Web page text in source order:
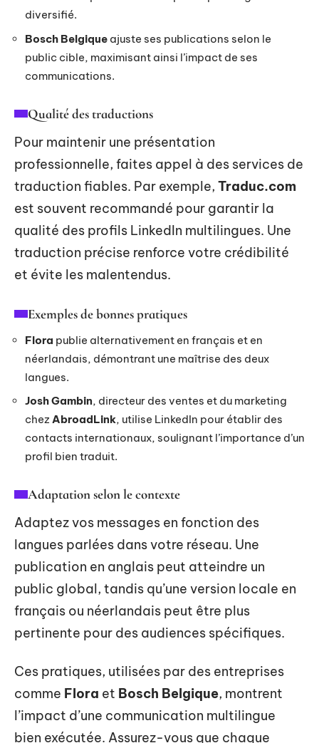
diversifié.
Bosch Belgique ajuste ses publications selon le
public cible, maximisant ainsi l’impact de ses
communications.
Qualité des traductions
Pour maintenir une présentation
professionnelle, faites appel à des services de
traduction fiables. Par exemple, Traduc.com
est souvent recommandé pour garantir la
qualité des profils LinkedIn multilingues. Une
traduction précise renforce votre crédibilité
et évite les malentendus.
Exemples de bonnes pratiques
Flora publie alternativement en français et en
néerlandais, démontrant une maîtrise des deux
langues.
Josh Gambin, directeur des ventes et du marketing
chez AbroadLink, utilise LinkedIn pour établir des
contacts internationaux, soulignant l’importance d’un
profil bien traduit.
Adaptation selon le contexte
Adaptez vos messages en fonction des
langues parlées dans votre réseau. Une
publication en anglais peut atteindre un
public global, tandis qu’une version locale en
français ou néerlandais peut être plus
pertinente pour des audiences spécifiques.
Ces pratiques, utilisées par des entreprises
comme Flora et Bosch Belgique, montrent
l’impact d’une communication multilingue
bien exécutée. Assurez-vous que chaque